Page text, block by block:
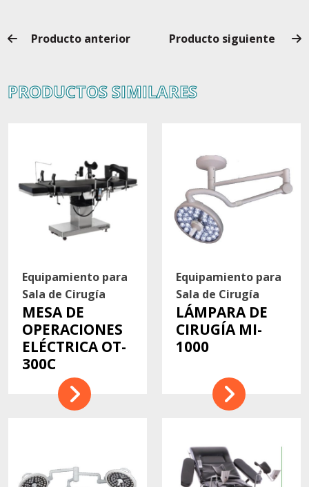
Producto anterior Producto siguiente
PRODUCTOS SIMILARES
Equipamiento para
Sala de Cirugía
MESA DE
OPERACIONES
ELÉCTRICA OT-
300C
Equipamiento para
Sala de Cirugía
LÁMPARA DE
CIRUGÍA MI-
1000